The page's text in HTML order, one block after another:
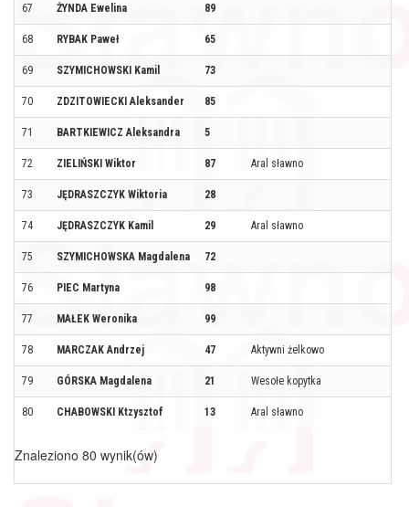
67 ŻYNDA Ewelina 89
68 RYBAK Paweł 65
69 SZYMICHOWSKI Kamil 73
70 ZDZITOWIECKI Aleksander 85
71 BARTKIEWICZ Aleksandra 5
72 ZIELIŃSKI Wiktor 87 Aral sławno
73 JĘDRASZCZYK Wiktoria 28
74 JĘDRASZCZYK Kamil 29 Aral sławno
75 SZYMICHOWSKA Magdalena 72
76 PIEC Martyna 98
77 MAŁEK Weronika 99
78 MARCZAK Andrzej 47 Aktywni żelkowo
79 GÓRSKA Magdalena 21 Wesołe kopytka
80 CHABOWSKI Ktzysztof 13 Aral sławno
Znaleziono 80 wynik(ów)